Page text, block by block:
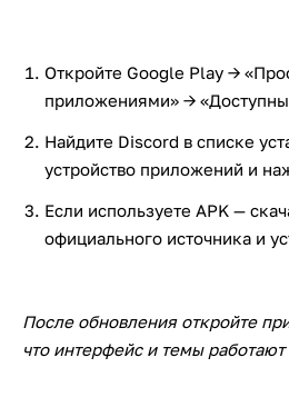
Откройте Google Play →
приложениями» →
Найдите Discord в списке
устройство приложений и
Если используете APK —
официального источника и
После обновления откройте
что интерфейс и темы